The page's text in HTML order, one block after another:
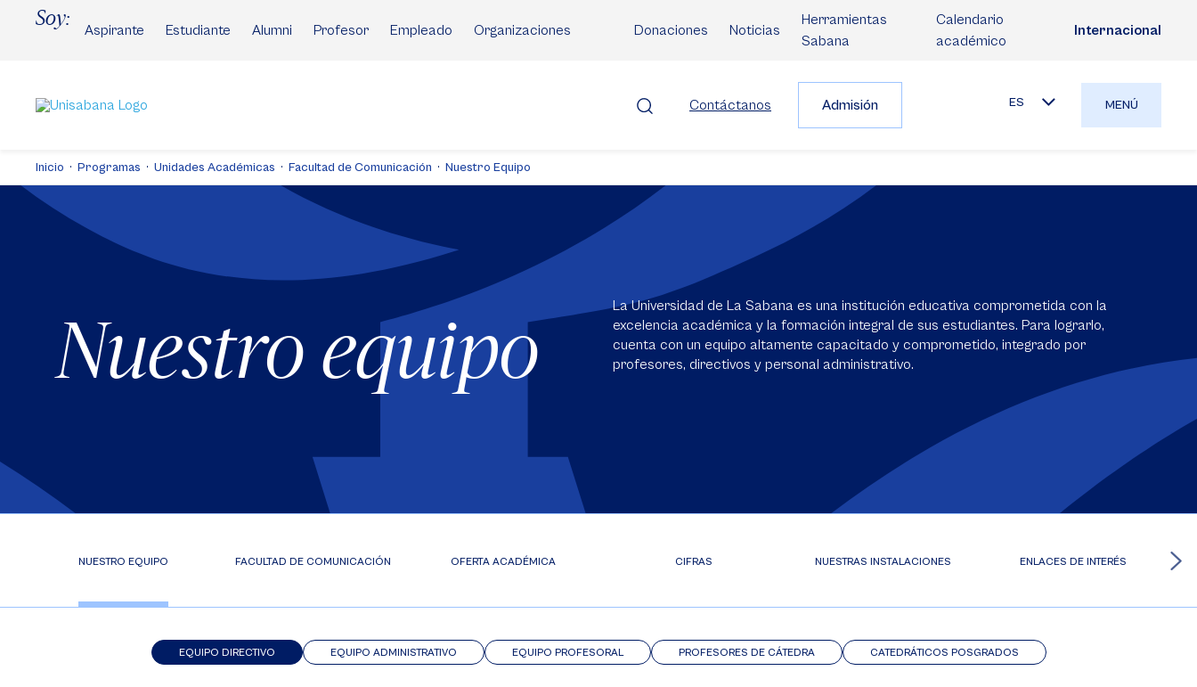
Soy:
Aspirante Estudiante Alumni Profesor Empleado Organizaciones Donaciones Noticias
Herramientas
Sabana
Calendario
académico
Internacional
Contáctanos Admisión ES MENÚ
Inicio Programas Unidades Académicas Facultad de Comunicación Nuestro Equipo
Nuestro equipo
La Universidad de La Sabana es una institución educativa comprometida con la
excelencia académica y la formación integral de sus estudiantes. Para lograrlo,
cuenta con un equipo altamente capacitado y comprometido, integrado por
profesores, directivos y personal administrativo.
NUESTRO EQUIPO FACULTAD DE COMUNICACIÓN OFERTA ACADÉMICA CIFRAS NUESTRAS INSTALACIONES ENLACES DE INTERÉS
CATEDRÁTICOS POSGRADOS
PROFESORES DE CÁTEDRA
EQUIPO PROFESORAL
EQUIPO ADMINISTRATIVO
EQUIPO DIRECTIVO